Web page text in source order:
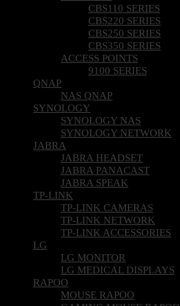
CBS110 SERIES
CBS220 SERIES
CBS250 SERIES
CBS350 SERIES
ACCESS POINTS
9100 SERIES
QNAP
NAS QNAP
SYNOLOGY
SYNOLOGY NAS
SYNOLOGY NETWORK
JABRA
JABRA HEADSET
JABRA PANACAST
JABRA SPEAK
TP-LINK
TP-LINK CAMERAS
TP-LINK NETWORK
TP-LINK ACCESSORIES
LG
LG MONITOR
LG MEDICAL DISPLAYS
RAPOO
MOUSE RAPOO